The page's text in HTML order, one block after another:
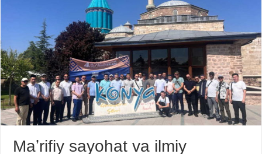
Maʼrifiy sayohat va ilmiy